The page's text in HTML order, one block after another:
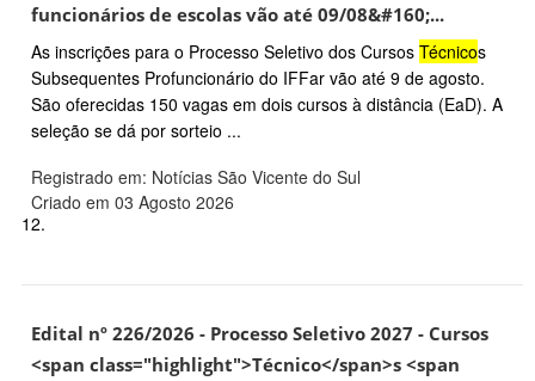
funcionários de escolas vão até 09/08&#160;...
As inscrições para o Processo Seletivo dos Cursos Técnicos
Subsequentes Profuncionário do IFFar vão até 9 de agosto.
São oferecidas 150 vagas em dois cursos à distância (EaD). A
seleção se dá por sorteio ...
Registrado em: Notícias São Vicente do Sul
Criado em 03 Agosto 2026
12.
Edital nº 226/2026 - Processo Seletivo 2027 - Cursos
<span class="highlight">Técnico</span>s <span